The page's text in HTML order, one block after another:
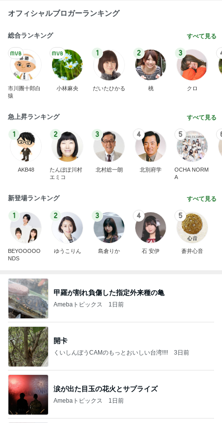
オフィシャルブロガーランキング
総合ランキング すべて見る
市川團十郎白
猿
小林麻央
1
だいたひかる
2
桃
3
クロ
急上昇ランキング すべて見る
1
AKB48
2
たんぽぽ川村
エミコ
3
北村総一朗
4
北別府学
5
OCHA NORM
A
新登場ランキング すべて見る
1
BEYOOOOO
NDS
2
ゆうこりん
3
島倉りか
4
石 安伊
5
蒼井心音
甲羅が割れ負傷した指定外来種の亀
Amebaトピックス 1日前
開卡
くいしんぼうCAMのもっとおいしい台湾!!!! 3日前
涙が出た目玉の花火とサプライズ
Amebaトピックス 1日前